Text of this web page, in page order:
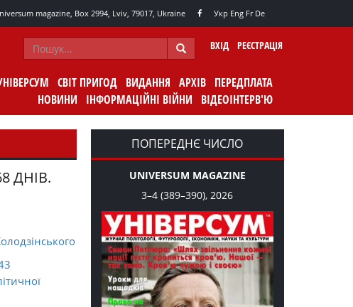
magazine, Box 2994, Lviv, 79017, Ukraine Укр Eng Fr De
ВХІД РЕЄСТРАЦІЯ
СВІТ ПРИГОД ВИДАННЯ АРХІВ ПЕРЕДПЛАТА
НОВИНИ
ІНФОРМАЦІЙНІ ВІЙНИ ВІДЕОІНТЕРВ'Ю
ДНІВ.
ПОПЕРЕДНЄ ЧИСЛО
UNIVERSUM MAGAZINE
3–4 (389–390), 2026